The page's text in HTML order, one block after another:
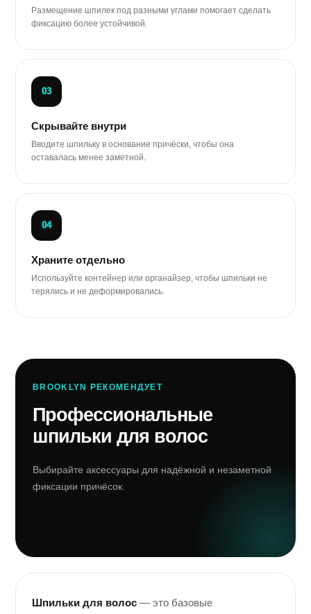
Размещение шпилек под разными углами помогает сделать
фиксацию более устойчивой.
03
Скрывайте внутри
Вводите шпильку в основание причёски, чтобы она
оставалась менее заметной.
04
Храните отдельно
Используйте контейнер или органайзер, чтобы шпильки не
терялись и не деформировались.
BROOKLYN РЕКОМЕНДУЕТ
Профессиональные
шпильки для волос
Выбирайте аксессуары для надёжной и незаметной
фиксации причёсок.
Шпильки для волос — это базовые